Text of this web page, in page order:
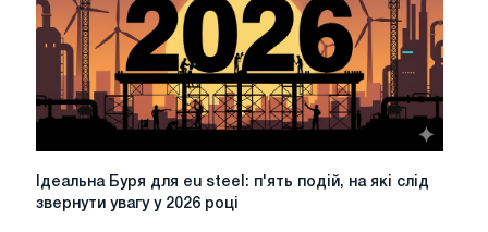
Ідеальна
Ідеальна Буря для eu steel: п'ять подій, на які слід
звернути увагу у 2026 році